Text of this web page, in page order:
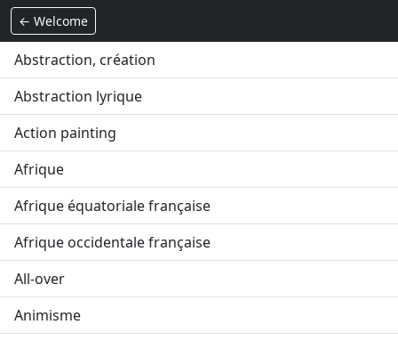
← Welcome
Abstraction, création
Abstraction lyrique
Action painting
Afrique
Afrique équatoriale française
Afrique occidentale française
All-over
Animisme